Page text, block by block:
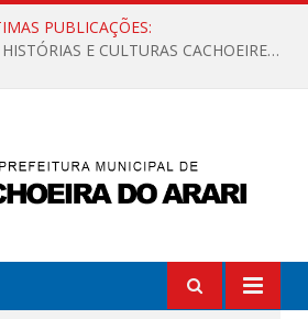
PUBLICAÇÕES:
A VALORIZAÇÃO DAS HISTÓRIAS E CULTURAS CACHOEIRENSES